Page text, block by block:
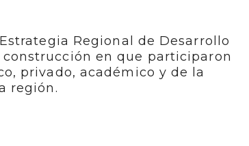
Regional de Desarrollo
en que participaron
privado, académico y de la
región.